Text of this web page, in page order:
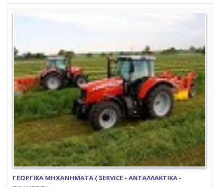
ΓΕΩΡΓΙΚΑ ΜΗΧΑΝΗΜΑΤΑ ( SERVICE - ΑΝΤΑΛΛΑΚΤΙΚΑ -